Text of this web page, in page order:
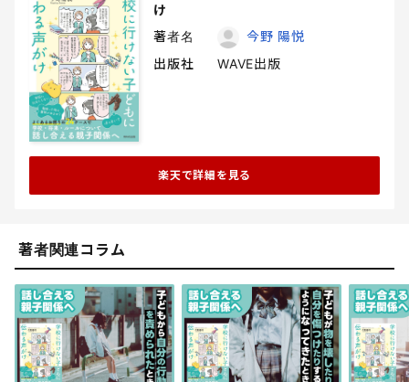
け
著者名
今野 陽悦
出版社
WAVE出版
楽天で詳細を見る
著者関連コラム